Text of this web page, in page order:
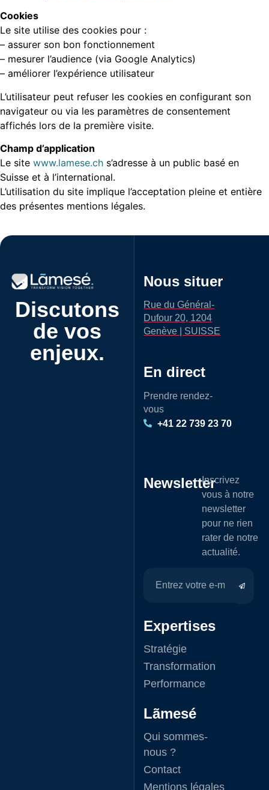
Cookies
Le site utilise des cookies pour :
– assurer son bon fonctionnement
– mesurer l’audience (via Google Analytics)
– améliorer l’expérience utilisateur
L’utilisateur peut refuser les cookies en configurant son
navigateur ou via les paramètres de consentement
affichés lors de la première visite.
Champ d’application
Le site www.lamese.ch s’adresse à un public basé en
Suisse et à l’international.
L’utilisation du site implique l’acceptation pleine et entière
des présentes mentions légales.
Discutons
de vos
enjeux.
Expertises
Stratégie
Transformation
Performance
Lãmesé
Qui sommes-
nous ?
Contact
Mentions légales
NewsletterInscrivez
vous à notre
newsletter
pour ne rien
rater de notre
actualité.
Nous situer
Rue du Général-
Dufour 20, 1204
Genève | SUISSE
En direct
Prendre rendez-
vous
+41 22 739 23 70